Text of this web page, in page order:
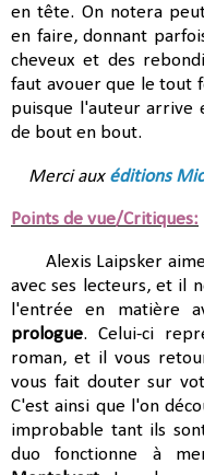
en tête. On notera
en faire, donnant
cheveux et des
faut avouer que le tout
puisque l'auteur arrive
de bout en bout.
Merci aux éditions
Points de vue/Critiques:
Alexis Laipsker
avec ses lecteurs, et il
l'entrée en matière
prologue. Celui-ci
roman, et il vous
vous fait douter sur
C'est ainsi que l'on
improbable tant ils
duo fonctionne à